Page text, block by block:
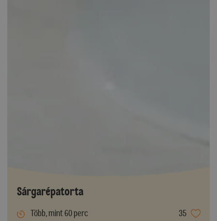
Sárgarépatorta
Több, mint 60 perc 35